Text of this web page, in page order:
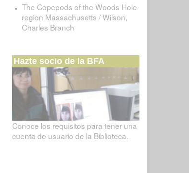
The Copepods of the Woods Hole
region Massachusetts / Wilson,
Charles Branch
Hazte socio de la BFA
Conoce los requisitos para tener una
cuenta de usuario de la Biblioteca.